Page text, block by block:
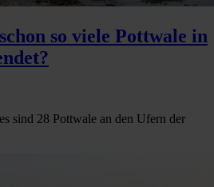
so viele Pottwale in
sind 28 Pottwale an den Ufern der